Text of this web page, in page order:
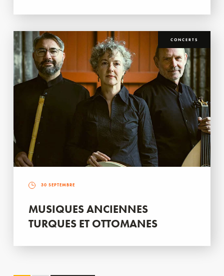
CONCERTS
30 SEPTEMBRE
MUSIQUES ANCIENNES
TURQUES ET OTTOMANES